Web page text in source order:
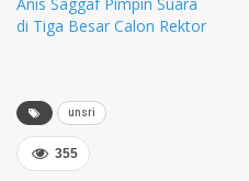
di Tiga Besar Calon Rektor
unsri
355